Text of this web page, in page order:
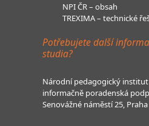
NPI ČR – obsah
TREXIMA – technické
Potřebujete další
studia?
Národní pedagogický
informačně poradenská
Senovážné náměstí 25, Praha